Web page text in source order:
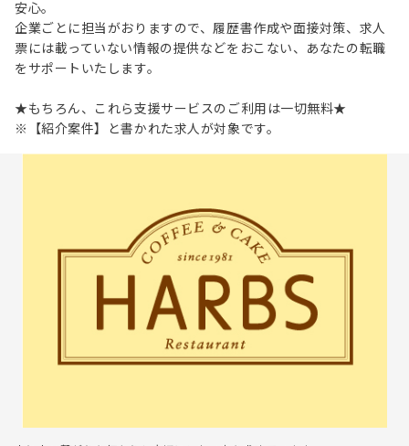
安心。
企業ごとに担当がおりますので、履歴書作成や面接対策、求人
票には載っていない情報の提供などをおこない、あなたの転職
をサポートいたします。
★もちろん、これら支援サービスのご利用は一切無料★
※【紹介案件】と書かれた求人が対象です。